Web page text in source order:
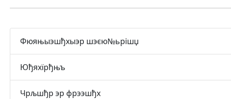
Фюяњыэшђхыэр шэєю№ьрішџ
Юђяхїрђњъ
Чрљшђр эр фрээшђх